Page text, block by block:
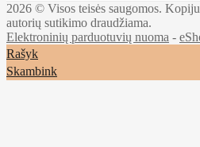
2026 © Visos teisės saugomos.
autorių sutikimo draudžiama.
Elektroninių parduotuvių nuoma -
Rašyk
Skambink